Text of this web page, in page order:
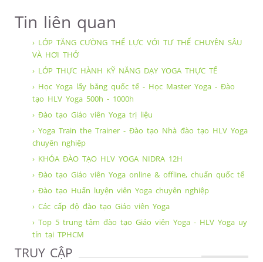
Tin liên quan
› LỚP TĂNG CƯỜNG THỂ LỰC VỚI TƯ THẾ CHUYÊN SÂU
VÀ HƠI THỞ
› LỚP THỰC HÀNH KỸ NĂNG DẠY YOGA THỰC TẾ
› Học Yoga lấy bằng quốc tế - Học Master Yoga - Đào
tạo HLV Yoga 500h - 1000h
› Đào tạo Giáo viên Yoga trị liệu
› Yoga Train the Trainer - Đào tạo Nhà đào tạo HLV Yoga
chuyên nghiệp
› KHÓA ĐÀO TẠO HLV YOGA NIDRA 12H
› Đào tạo Giáo viên Yoga online & offline, chuẩn quốc tế
› Đào tạo Huấn luyện viên Yoga chuyên nghiệp
› Các cấp độ đào tạo Giáo viên Yoga
› Top 5 trung tâm đào tạo Giáo viên Yoga - HLV Yoga uy
tín tại TPHCM
TRUY CẬP